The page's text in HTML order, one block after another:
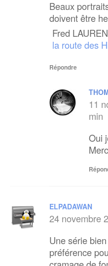
Beaux
doivent être
Fred
la route des
Répondre
11
min
Oui
ELPADAWAN
24 novembre
Une série
préférence